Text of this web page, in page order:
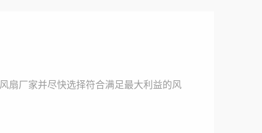
扇厂家并尽快选择符合满足最大利益的风